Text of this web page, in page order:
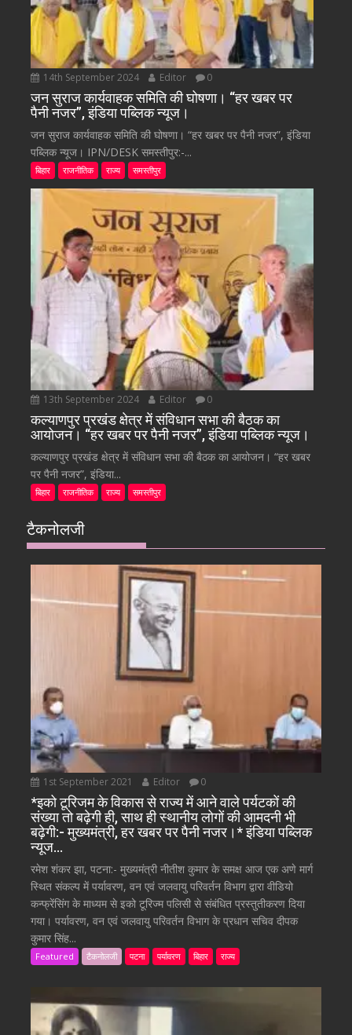
14th September 2024 Editor 0
जन सुराज कार्यवाहक समिति की घोषणा। “हर खबर पर
पैनी नजर”, इंडिया पब्लिक न्यूज।
जन सुराज कार्यवाहक समिति की घोषणा। “हर खबर पर पैनी नजर”, इंडिया
पब्लिक न्यूज। IPN/DESK समस्तीपुर:-...
बिहार राजनीतिक राज्य समस्तीपुर
13th September 2024 Editor 0
कल्याणपुर प्रखंड क्षेत्र में संविधान सभा की बैठक का
आयोजन। “हर खबर पर पैनी नजर”, इंडिया पब्लिक न्यूज।
कल्याणपुर प्रखंड क्षेत्र में संविधान सभा की बैठक का आयोजन। “हर खबर
पर पैनी नजर”, इंडिया...
बिहार राजनीतिक राज्य समस्तीपुर
टैकनोलजी
1st September 2021 Editor 0
*इको टूरिजम के विकास से राज्य में आने वाले पर्यटकों की
संख्या तो बढ़ेगी ही, साथ ही स्थानीय लोगों की आमदनी भी
बढ़ेगी:- मुख्यमंत्री, हर खबर पर पैनी नजर।* इंडिया पब्लिक
न्यूज…
रमेश शंकर झा, पटना:- मुख्यमंत्री नीतीश कुमार के समक्ष आज एक अणे मार्ग
स्थित संकल्प में पर्यावरण, वन एवं जलवायु परिवर्तन विभाग द्वारा वीडियो
कन्फ्रेंसिंग के माध्यम से इको टूरिज्म पलिसी से संबंधित प्रस्तुतीकरण दिया
गया। पर्यावरण, वन एवं जलवायु परिवर्तन विभाग के प्रधान सचिव दीपक
कुमार सिंह...
Featured टैकनोलजी पटना पर्यावरण बिहार राज्य